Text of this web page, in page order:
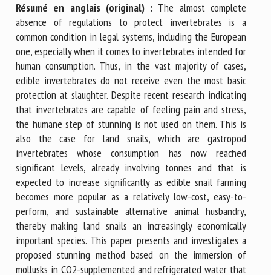
Résumé en anglais (original) : The almost complete
absence of regulations to protect invertebrates is a
common condition in legal systems, including the European
one, especially when it comes to invertebrates intended for
human consumption. Thus, in the vast majority of cases,
edible invertebrates do not receive even the most basic
protection at slaughter. Despite recent research indicating
that invertebrates are capable of feeling pain and stress,
the humane step of stunning is not used on them. This is
also the case for land snails, which are gastropod
invertebrates whose consumption has now reached
significant levels, already involving tonnes and that is
expected to increase significantly as edible snail farming
becomes more popular as a relatively low-cost, easy-to-
perform, and sustainable alternative animal husbandry,
thereby making land snails an increasingly economically
important species. This paper presents and investigates a
proposed stunning method based on the immersion of
mollusks in CO2-supplemented and refrigerated water that